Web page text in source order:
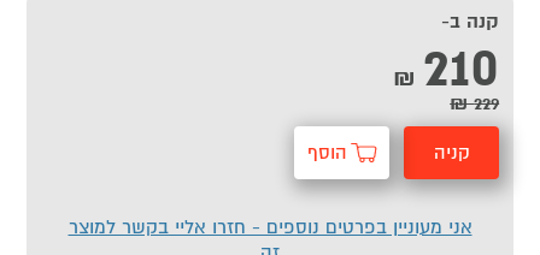
קנה ב-
210
₪
229 ₪
קניה הוסף
אני מעוניין בפרטים נוספים - חזרו אליי בקשר למוצר